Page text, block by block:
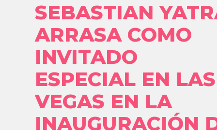
SEBASTIAN
ARRASA COMO
INVITADO
ESPECIAL EN LAS
VEGAS EN LA
INAUGURACIÓN